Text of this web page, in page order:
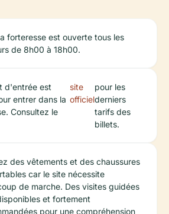
forteresse est ouverte tous les
de 8h00 à 18h00.
d'entrée est
entrer dans la
Consultez le
site
officiel
pour les
derniers
tarifs des
billets.
des vêtements et des chaussures
car le site nécessite
de marche. Des visites guidées
et fortement
pour une compréhension